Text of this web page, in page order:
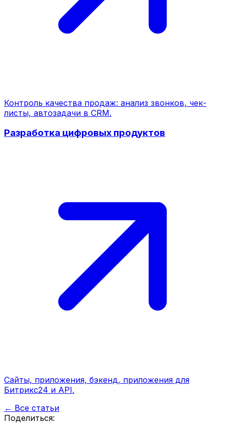
Контроль качества продаж: анализ звонков, чек-
листы, автозадачи в CRM.
Разработка цифровых продуктов
Сайты, приложения, бэкенд, приложения для
Битрикс24 и API.
← Все статьи
Поделиться: